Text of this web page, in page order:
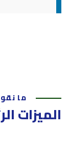
ما
الميزات